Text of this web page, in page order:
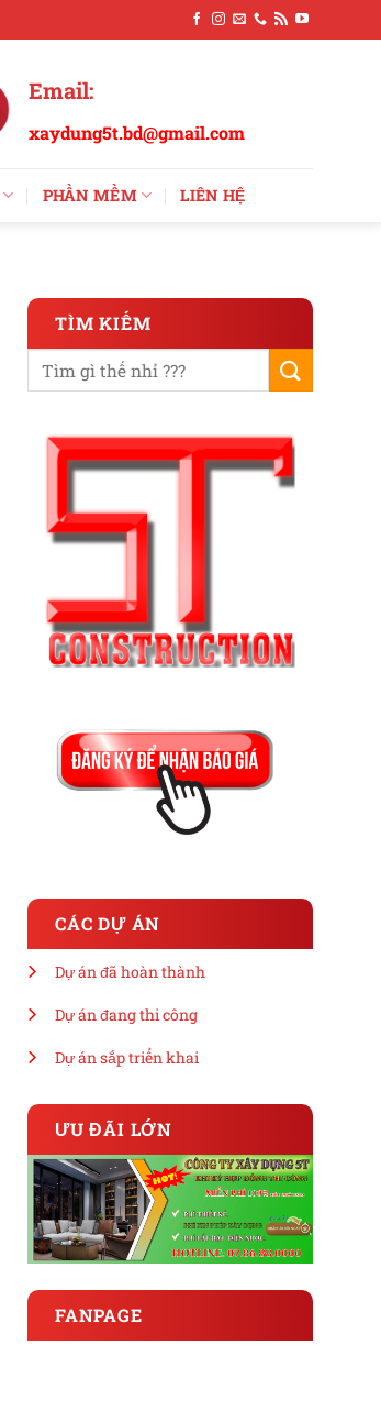
Email:
xaydung5t.bd@gmail.com
PHẦN MỀM LIÊN HỆ
TÌM KIẾM
CÁC DỰ ÁN
Dự án đã hoàn thành
Dự án đang thi công
Dự án sắp triển khai
ƯU ĐÃI LỚN
FANPAGE